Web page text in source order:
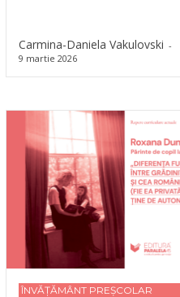
Carmina-Daniela Vakulovski -
9 martie 2026
ÎNVĂȚĂMÂNT PREȘCOLAR